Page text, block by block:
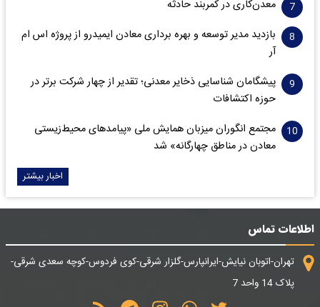
معدن‌کاری در کمربند حادثه
بازدید مدیر توسعه و بهره برداری معادن ایمیدرو از پروژه اس ام
آر
پیشگامان شناسایی ذخایر معدنی؛ تقدیر از چهار شرکت برتر در
حوزه اکتشافات‌
مجتمع انگوران میزبان همایش ملی «پیامدهای محیط‌زیستی
معادن در مناطق چهارگانه» شد
اخبار بیشتر
اطلاعات تماس
تهران-اتوبان نیایش-ایرانپارس-گلزار شرقی-کوی فردوس-کوچه سعدی شرقی-
پلاک 14 واحد 7